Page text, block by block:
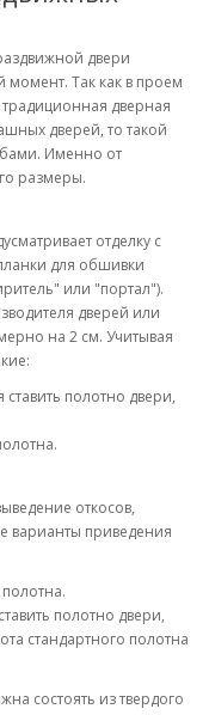
двери
Так как в проем
дверная
дверей, то такой
Именно от
размеры.
отделку с
для обшивки
или "портал").
дверей или
на 2 см. Учитывая
полотно двери,
откосов,
варианты приведения
полотно двери,
стандартного полотна
состоять из твердого